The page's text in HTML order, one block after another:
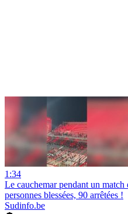
1:34
Le cauchemar pendant un
personnes blessées, 90 arrêtées !
Sudinfo.be